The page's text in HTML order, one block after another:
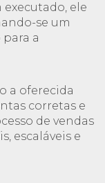
executado, ele
se um
a
a oferecida
corretas e
de vendas
escaláveis e